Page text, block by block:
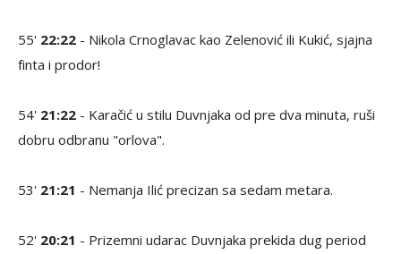
55' 22:22 - Nikola Crnoglavac kao Zelenović ili Kukić, sjajna
finta i prodor!
54' 21:22 - Karačić u stilu Duvnjaka od pre dva minuta, ruši
dobru odbranu "orlova".
53' 21:21 - Nemanja Ilić precizan sa sedam metara.
52' 20:21 - Prizemni udarac Duvnjaka prekida dug period